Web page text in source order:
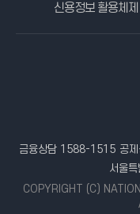
신용정보 활용체제
금융상담 1588-1515 공
서울
COPYRIGHT (C)